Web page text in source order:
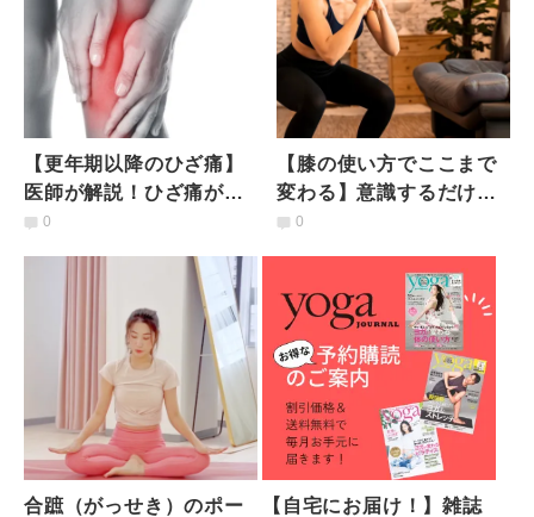
【更年期以降のひざ痛】
医師が解説！ひざ痛が治
らないワケ、痛みの負の
0
【膝の使い方でここまで
変わる】意識するだけ！
効率よく筋力アップでき
0
合蹠（がっせき）のポー
【自宅にお届け！】雑誌